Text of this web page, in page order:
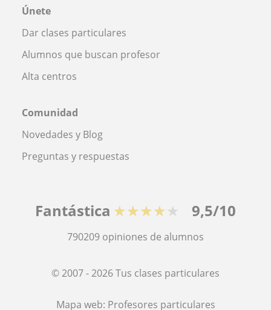
Únete
Dar clases particulares
Alumnos que buscan profesor
Alta centros
Comunidad
Novedades y Blog
Preguntas y respuestas
Fantástica ★★★★★ 9,5/10
790209 opiniones de alumnos
© 2007 - 2026 Tus clases particulares
Mapa web: Profesores particulares